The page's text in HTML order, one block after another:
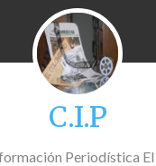
C.I.P
Periodística